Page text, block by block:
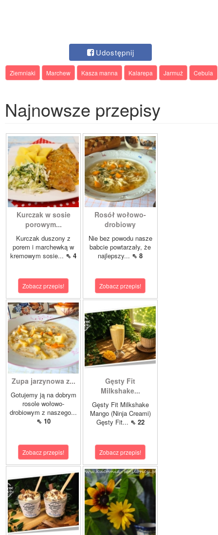
Udostępnij
Ziemniaki Marchew Kasza manna Kalarepa Jarmuż Cebula
Najnowsze przepisy
Kurczak w sosie
porowym...
Kurczak duszony z
porem i marchewką w
kremowym sosie... ⇖ 4
Zobacz przepis!
Rosół wołowo-
drobiowy
Nie bez powodu nasze
babcie powtarzały, że
najlepszy... ⇖ 8
Zobacz przepis!
Zupa jarzynowa z...
Gotujemy ją na dobrym
rosole wołowo-
drobiowym z naszego...
⇖ 10
Zobacz przepis!
Gęsty Fit
Milkshake...
Gęsty Fit Milkshake
Mango (Ninja Creami)
Gęsty Fit... ⇖ 22
Zobacz przepis!